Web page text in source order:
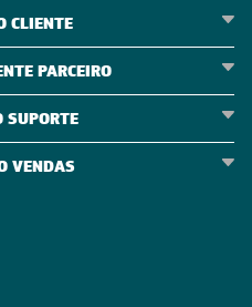
CLIENTE
PARCEIRO
SUPORTE
VENDAS